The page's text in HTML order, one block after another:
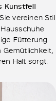
Kunstfell
vereinen Stil
Fütterung
Halt sorgt.